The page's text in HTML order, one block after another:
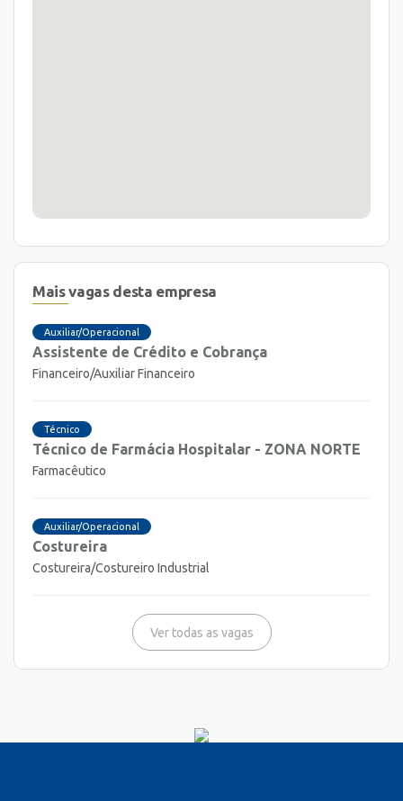
Mais vagas desta empresa
Auxiliar/Operacional
Assistente de Crédito e Cobrança
Financeiro/Auxiliar Financeiro
Técnico
Técnico de Farmácia Hospitalar - ZONA NORTE
Farmacêutico
Auxiliar/Operacional
Costureira
Costureira/Costureiro Industrial
Ver todas as vagas